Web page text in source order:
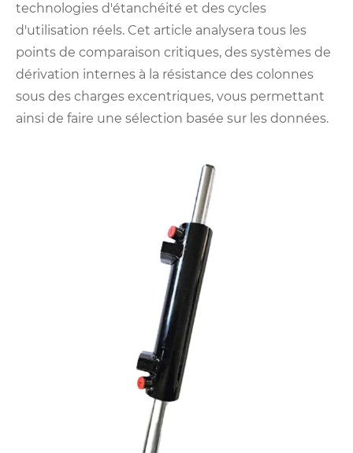
technologies d'étanchéité et des cycles
d'utilisation réels. Cet article analysera tous les
points de comparaison critiques, des systèmes de
dérivation internes à la résistance des colonnes
sous des charges excentriques, vous permettant
ainsi de faire une sélection basée sur les données.